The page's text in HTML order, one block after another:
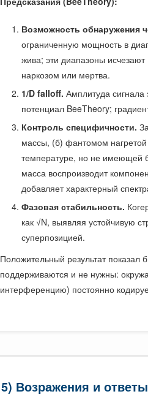
Возможность обнаружения
ограниченную мощность в
жива; эти диапазоны
наркозом или мертва.
1/D falloff. Амплитуда сигнала
потенциал BeeTheory;
Контроль специфичности.
массы, (б) фантомом
температуре, но не имеющей
масса воспроизводит
добавляет характерный
Фазовая стабильность.
как √N, выявляя устойчивую
суперпозицией.
Положительный результат показал
поддерживаются и не нужны:
интерференцию) постоянно
5) Возражения и ответы